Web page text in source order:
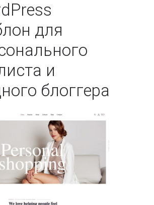
для
и
блоггера